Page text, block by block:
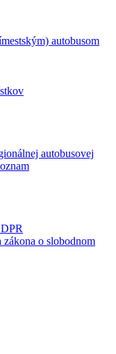
autobusom
autobusovej
o slobodnom